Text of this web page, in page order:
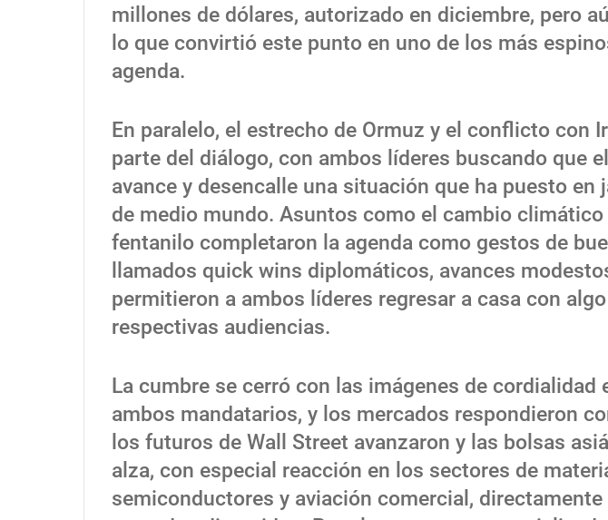
millones de dólares, autorizado en diciembre, pero
lo que convirtió este punto en uno de los más
agenda.
En paralelo, el estrecho de Ormuz y el conflicto con
parte del diálogo, con ambos líderes buscando que
avance y desencalle una situación que ha puesto en
de medio mundo. Asuntos como el cambio
fentanilo completaron la agenda como gestos de
llamados quick wins diplomáticos, avances
permitieron a ambos líderes regresar a casa con
respectivas audiencias.
La cumbre se cerró con las imágenes de cordialidad
ambos mandatarios, y los mercados respondieron
los futuros de Wall Street avanzaron y las bolsas
alza, con especial reacción en los sectores de
semiconductores y aviación comercial,